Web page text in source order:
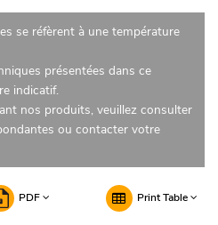
se réfèrent à une température
présentées dans ce
indicatif.
nos produits, veuillez consulter
ou contacter votre
PDF Print Table